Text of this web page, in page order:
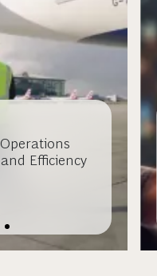
Efficiency